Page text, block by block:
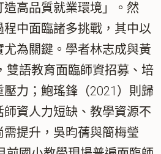
高品質就業環境」。然
中面臨諸多挑戰，其中以
為關鍵。學者林志成與黃
雙語教育面臨師資招募、培
力；鮑瑤鋒（2021）則歸
資人力短缺、教學資源不
提升，吳昀蒨與簡梅瑩